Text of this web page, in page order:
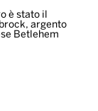
è stato il
argento
Betlehem